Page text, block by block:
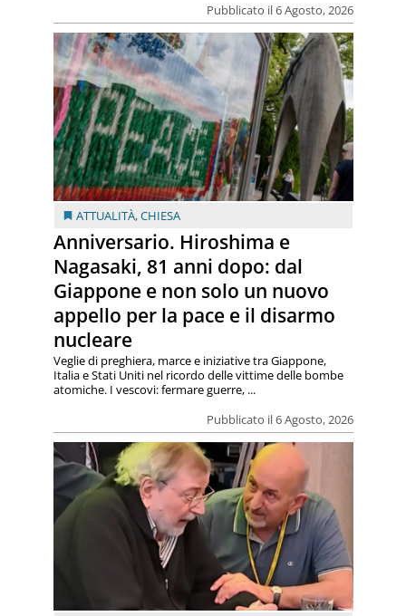
Pubblicato il 6 Agosto, 2026
ATTUALITÀ,CHIESA
Anniversario. Hiroshima e
Nagasaki, 81 anni dopo: dal
Giappone e non solo un nuovo
appello per la pace e il disarmo
nucleare
Pubblicato il 6 Agosto, 2026
Veglie di preghiera, marce e iniziative tra Giappone,
Italia e Stati Uniti nel ricordo delle vittime delle bombe
atomiche. I vescovi: fermare guerre, ...